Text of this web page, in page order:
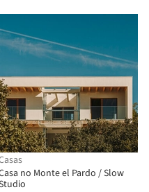
no Monte el Pardo / Slow